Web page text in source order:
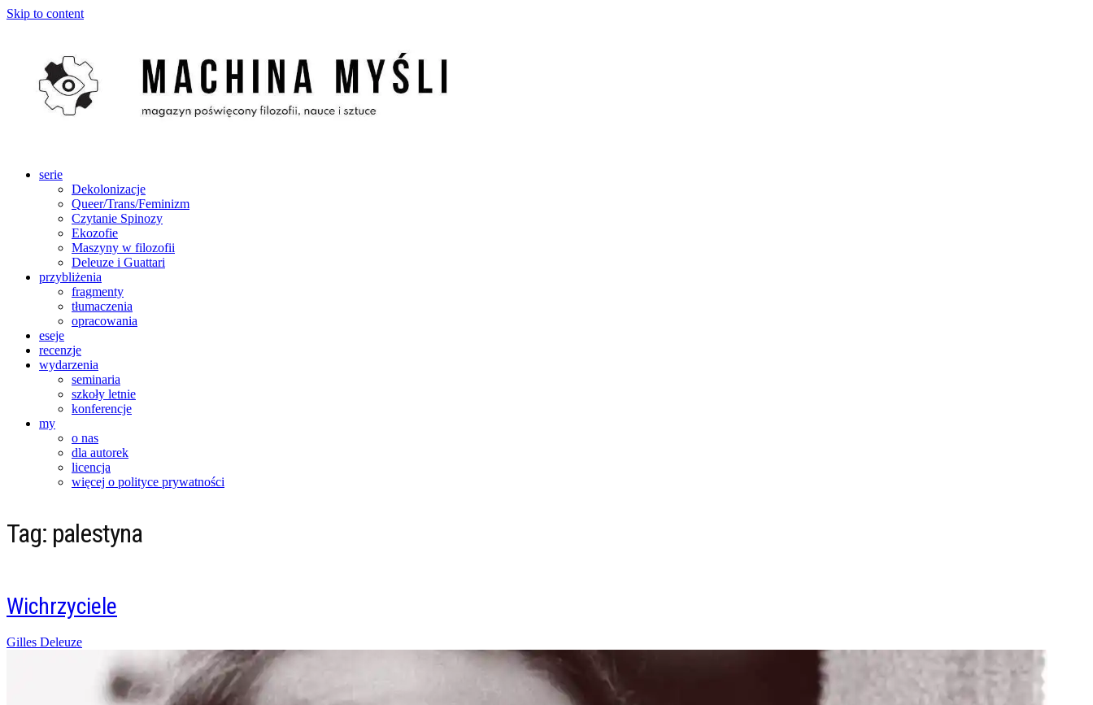
Skip to content
serie
Dekolonizacje
Queer/Trans/Feminizm
Czytanie Spinozy
Ekozofie
Maszyny w filozofii
Deleuze i Guattari
przybliżenia
fragmenty
tłumaczenia
opracowania
eseje
recenzje
wydarzenia
seminaria
szkoły letnie
konferencje
my
o nas
dla autorek
licencja
więcej o polityce prywatności
Tag: palestyna
Wichrzyciele
Posted
08/11/2023
Gilles Deleuze